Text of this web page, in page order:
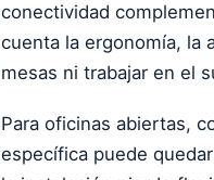
conectividad
cuenta la ergonomía, la
mesas ni trabajar en el
Para oficinas abiertas,
específica puede